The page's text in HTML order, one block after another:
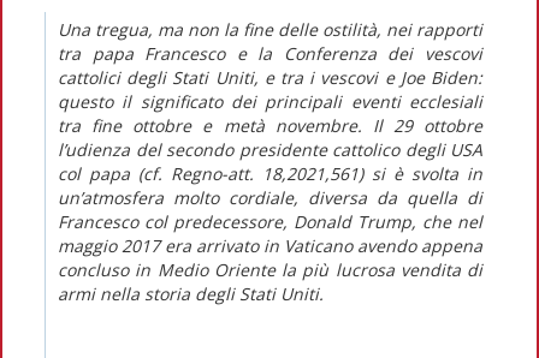
Una tregua, ma non la fine delle ostilità, nei rapporti
tra papa Francesco e la Conferenza dei vescovi
cattolici degli Stati Uniti, e tra i vescovi e Joe Biden:
questo il significato dei principali eventi ecclesiali
tra fine ottobre e metà novembre. Il 29 ottobre
l’udienza del secondo presidente cattolico degli USA
col papa (cf. Regno-att. 18,2021,561) si è svolta in
un’atmosfera molto cordiale, diversa da quella di
Francesco col predecessore, Donald Trump, che nel
maggio 2017 era arrivato in Vaticano avendo appena
concluso in Medio Oriente la più lucrosa vendita di
armi nella storia degli Stati Uniti.